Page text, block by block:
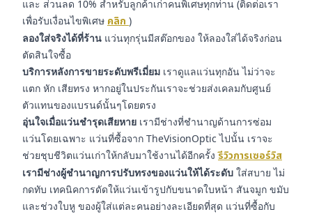
และ ส่วนลด 10% สำหรับลูกค้าเก่าคนพิเศษทุกท่าน (ติดต่อเรา
เพื่อรับเงื่อนไขพิเศษ คลิก )
ลองใส่จริงได้ที่ร้าน แว่นทุกรุ่นมีสต๊อกของ ให้ลองใส่ได้จริงก่อน
ตัดสินใจซื้อ
บริการหลังการขายระดับพรีเมี่ยม เราดูแลแว่นทุกอัน ไม่ว่าจะ
แตก หัก เสียทรง หากอยู่ในประกันเราจะช่วยส่งเคลมกับศูนย์
ตัวแทนของแบรนด์นั้นๆโดยตรง
อุ่นใจเมื่อแว่นชำรุดเสียหาย เรามีช่างที่ชำนาญด้านการซ่อม
แว่นโดยเฉพาะ แว่นที่ซื้อจาก TheVisionOptic ไปนั้น เราจะ
ช่วยชุบชีวิตแว่นเก่าให้กลับมาใช้งานได้อีกครั้งรีวิวการเซอร์วิส
เรามีช่างผู้ชำนาญการปรับทรงของแว่นให้ได้ระดับ ใส่สบาย ไม่
กดทับ เทคนิคการดัดให้แว่นเข้ารูปกับขนาดใบหน้า สันจมูก ขมับ
และช่วงใบหู ของผู้ใส่แต่ละคนอย่างละเอียดที่สุด แว่นที่ซื้อกับ